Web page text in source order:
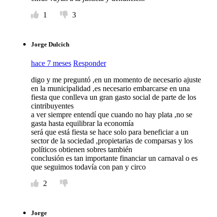
1
3
Jorge Dulcich
hace 7 meses Responder
digo y me preguntó ,en un momento de necesario ajuste
en la municipalidad ,es necesario embarcarse en una
fiesta que conlleva un gran gasto social de parte de los
cintribuyentes
a ver siempre entendí que cuando no hay plata ,no se
gasta hasta equilibrar la economía
será que está fiesta se hace solo para beneficiar a un
sector de la sociedad ,propietarias de comparsas y los
políticos obtienen sobres también
conclusión es tan importante financiar un carnaval o es
que seguimos todavía con pan y circo
2
Jorge